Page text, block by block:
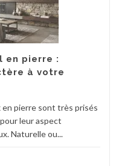
en pierre :
à votre
pierre sont très prisés
leur aspect
Naturelle ou...